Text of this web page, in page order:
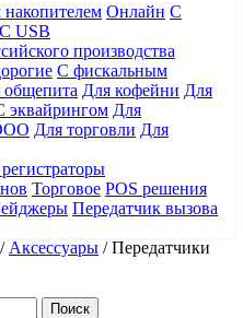
Онлайн С
С USB
производства
С фискальным
общепита Для кофейни Для
эквайрингом Для
Для торговли Для
Торговое POS решения
Передатчик вызова
/ Аксессуары /Передатчики